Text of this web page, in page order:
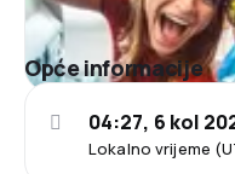
Opće informacije
Lokalno vrijeme
04:27, 6 kol